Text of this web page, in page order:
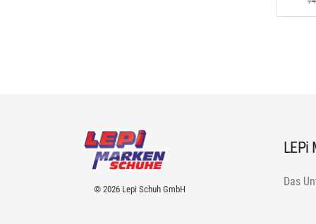
© 2026 Lepi Schuh GmbH
LEPi
Das